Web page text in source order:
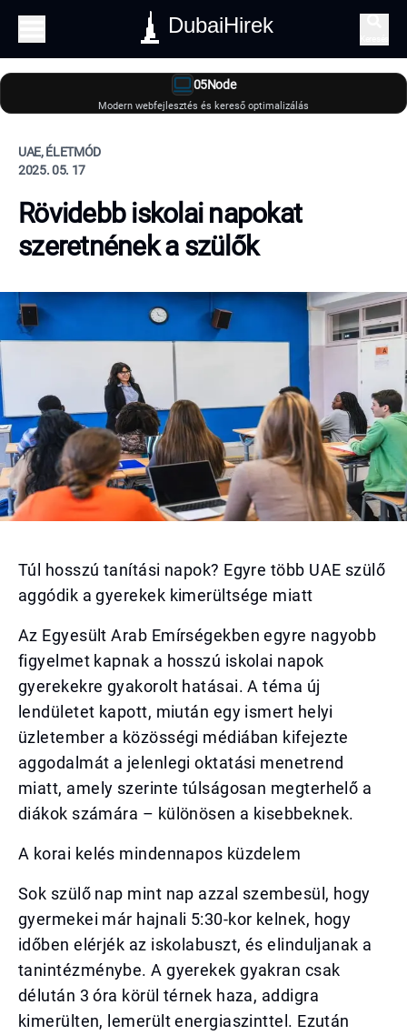
DubaiHirek
05Node
Modern webfejlesztés és kereső optimalizálás
UAE, ÉLETMÓD
2025. 05. 17
Rövidebb iskolai napokat
szeretnének a szülők
Túl hosszú tanítási napok? Egyre több UAE szülő
aggódik a gyerekek kimerültsége miatt
Az Egyesült Arab Emírségekben egyre nagyobb
figyelmet kapnak a hosszú iskolai napok
gyerekekre gyakorolt hatásai. A téma új
lendületet kapott, miután egy ismert helyi
üzletember a közösségi médiában kifejezte
aggodalmát a jelenlegi oktatási menetrend
miatt, amely szerinte túlságosan megterhelő a
diákok számára – különösen a kisebbeknek.
A korai kelés mindennapos küzdelem
Sok szülő nap mint nap azzal szembesül, hogy
gyermekei már hajnali 5:30-kor kelnek, hogy
időben elérjék az iskolabuszt, és elinduljanak a
tanintézménybe. A gyerekek gyakran csak
délután 3 óra körül térnek haza, addigra
kimerülten, lemerült energiaszinttel. Ezután